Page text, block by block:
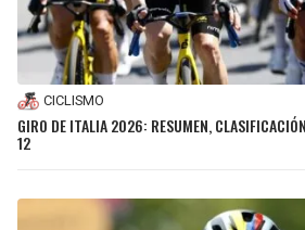
CICLISMO
GIRO DE ITALIA 2026: RESUMEN,
12